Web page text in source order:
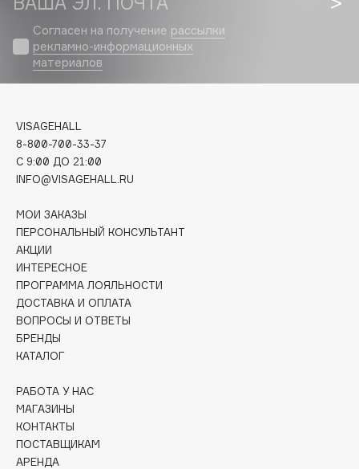
Carmex
Carolina Herrera
Catrice
Celimax
Clarette
Clarins
Clarins Precious
Clinique
Clive Christian
Club De Nuit
Collagenina
Consly
Corimo
CosRX
Crescina
Cunzite
Curaprox
Согласен на получение рассылки
рекламно-информационных
материалов
VISAGEHALL
8-800-700-33-37
C 9:00 ДО 21:00
INFO@VISAGEHALL.RU
МОИ ЗАКАЗЫ
ПЕРСОНАЛЬНЫЙ КОНСУЛЬТАНТ
АКЦИИ
ИНТЕРЕСНОЕ
ПРОГРАММА ЛОЯЛЬНОСТИ
ДОСТАВКА И ОПЛАТА
ВОПРОСЫ И ОТВЕТЫ
БРЕНДЫ
КАТАЛОГ
РАБОТА У НАС
МАГАЗИНЫ
КОНТАКТЫ
ПОСТАВЩИКАМ
АРЕНДА